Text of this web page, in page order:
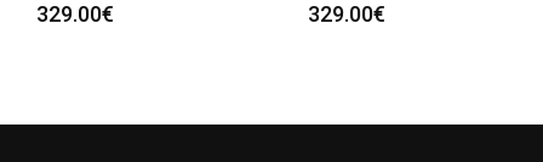
329.00€ 329.00€